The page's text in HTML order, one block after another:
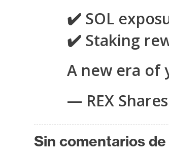
n
t
✔️ SOL
✔️ Staking
A new era of
— REX
Sin comentarios